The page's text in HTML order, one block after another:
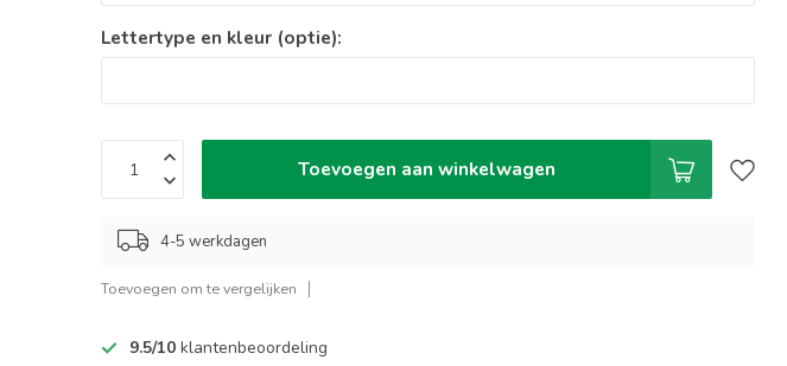
Lettertype en kleur (optie):
Toevoegen aan winkelwagen
4-5 werkdagen
Toevoegen om te vergelijken
9.5/10 klantenbeoordeling